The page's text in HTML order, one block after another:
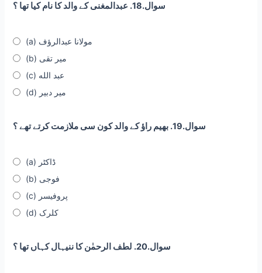
سوال.18. عبدالمغنی کے والد کا نام کیا تھا ؟
(a) مولانا عبدالرؤف
(b) میر تقی
(c) عبد الله
(d) میر دبیر
سوال.19. بھیم راؤ کے والد کون سی ملازمت کرتے تھے ؟
(a) ڈاکٹر
(b) فوجی
(c) پروفیسر
(d) کلرک
سوال.20. لطف الرحمٰن کا ننیہال کہاں تھا ؟